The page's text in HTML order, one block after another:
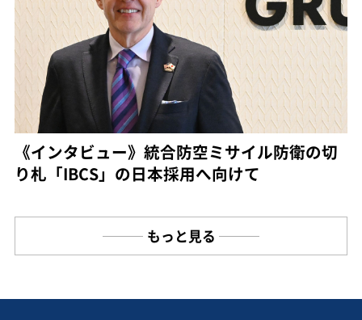
《インタビュー》統合防空ミサイル防衛の切
り札「IBCS」の日本採用へ向けて
もっと見る